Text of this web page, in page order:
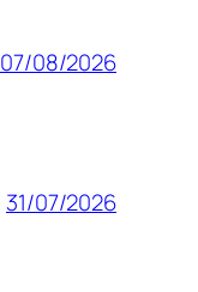
07/08/2026
31/07/2026